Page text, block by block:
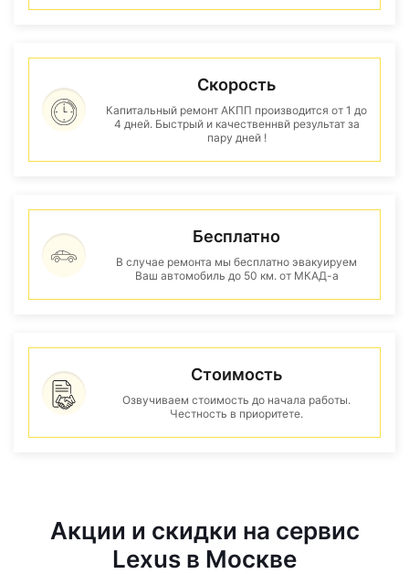
Скорость
Капитальный ремонт АКПП производится от 1 до
4 дней. Быстрый и качественнвй результат за
пару дней !
Бесплатно
В случае ремонта мы бесплатно эвакуируем
Ваш автомобиль до 50 км. от МКАД-а
Стоимость
Озвучиваем стоимость до начала работы.
Честность в приоритете.
Акции и скидки на сервис
Lexus в Москве